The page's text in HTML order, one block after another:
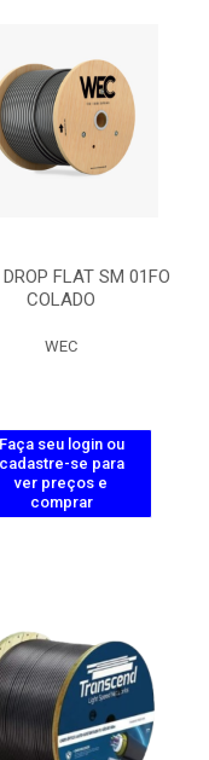
FLAT SM 01FO
COLADO
WEC
Faça seu login ou
cadastre-se para
ver preços e
comprar